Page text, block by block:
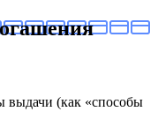
выдачи (как «способы